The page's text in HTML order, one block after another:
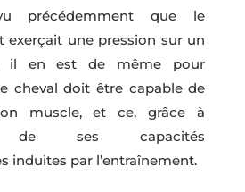
précédemment que le
exerçait une pression sur un
il en est de même pour
cheval doit être capable de
muscle, et ce, grâce à
de ses capacités
induites par l’entraînement.